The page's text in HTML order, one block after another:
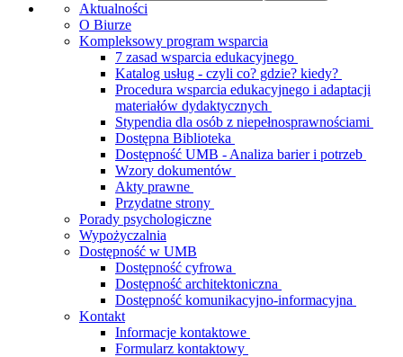
Aktualności
O Biurze
Kompleksowy program wsparcia
7 zasad wsparcia edukacyjnego
Katalog usług - czyli co? gdzie? kiedy?
Procedura wsparcia edukacyjnego i adaptacji
materiałów dydaktycznych
Stypendia dla osób z niepełnosprawnościami
Dostępna Biblioteka
Dostępność UMB - Analiza barier i potrzeb
Wzory dokumentów
Akty prawne
Przydatne strony
Porady psychologiczne
Wypożyczalnia
Dostępność w UMB
Dostępność cyfrowa
Dostępność architektoniczna
Dostępność komunikacyjno-informacyjna
Kontakt
Informacje kontaktowe
Formularz kontaktowy